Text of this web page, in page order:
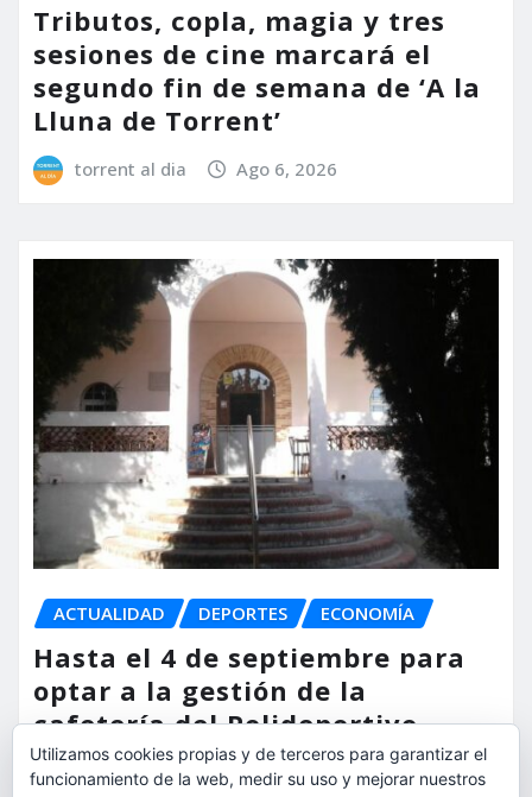
Tributos, copla, magia y tres
sesiones de cine marcará el
segundo fin de semana de ‘A la
Lluna de Torrent’
torrent al dia Ago 6, 2026
ACTUALIDAD DEPORTES ECONOMÍA
Hasta el 4 de septiembre para
optar a la gestión de la
cafetería del Polideportivo
Anabel Medina de Torrent
Utilizamos cookies propias y de terceros para garantizar el
funcionamiento de la web, medir su uso y mejorar nuestros